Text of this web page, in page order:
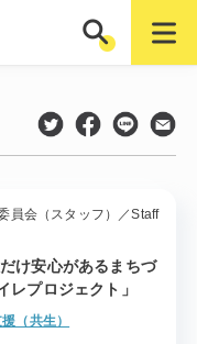
員会（スタッフ）／Staff
け安心があるまちづ
レプロジェクト」
（共生）